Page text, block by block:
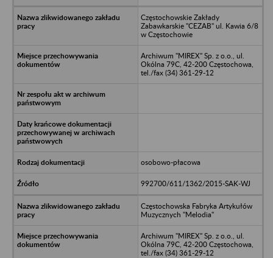
Częstochowskie Zakłady
Zabawkarskie "CEZAB" ul. Kawia 6/8
w Częstochowie
Archiwum "MIREX" Sp. z o.o., ul.
Okólna 79C, 42-200 Częstochowa,
tel./fax (34) 361-29-12
osobowo-płacowa
992700/611/1362/2015-SAK-WJ
Częstochowska Fabryka Artykułów
Muzycznych "Melodia"
Archiwum "MIREX" Sp. z o.o., ul.
Okólna 79C, 42-200 Częstochowa,
tel./fax (34) 361-29-12